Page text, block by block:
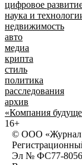
цифровое
наука и
недвижимость
авто
медиа
крипта
стиль
политика
расследования
архив
«Компания
16+
© ООО «Журнал
Эл № ФС77-